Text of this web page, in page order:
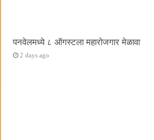
पनवेलमध्ये ८ ऑगस्टला महारोजगार मेळावा
2 days ago